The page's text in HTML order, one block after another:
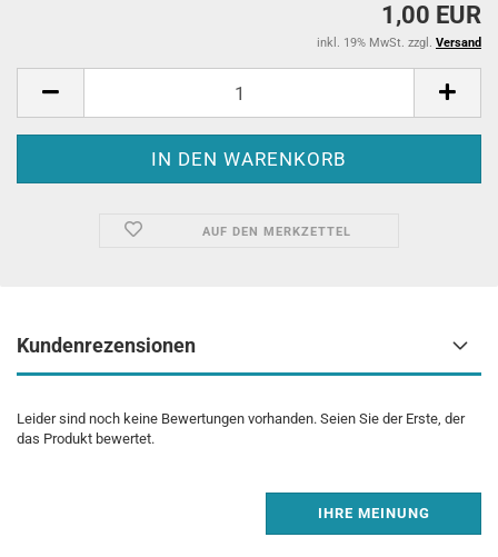
1,00 EUR
inkl. 19% MwSt. zzgl. Versand
AUF DEN MERKZETTEL
Kundenrezensionen
Leider sind noch keine Bewertungen vorhanden. Seien Sie der Erste, der
das Produkt bewertet.
IHRE MEINUNG